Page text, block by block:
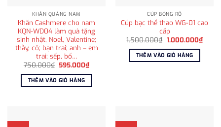
KHĂN QUÀNG NAM
Khăn Cashmere cho nam
KQN-WD04 làm quà tặng
sinh nhật, Noel, Valentine;
thầy, cô; bạn trai; anh – em
trai; sếp, bố…
750.000₫ Giá
là:
750.000₫.
595.000₫Giá
hiện
tại
595.000₫.
THÊM VÀO GIỎ HÀNG
CÚP BÓNG RỔ
Cúp bạc thể thao WG-01 cao
cấp
1.500.000₫ Giá
là:
1.500.000₫.
1.000.000₫Giá
hiện
THÊM VÀO GIỎ HÀNG